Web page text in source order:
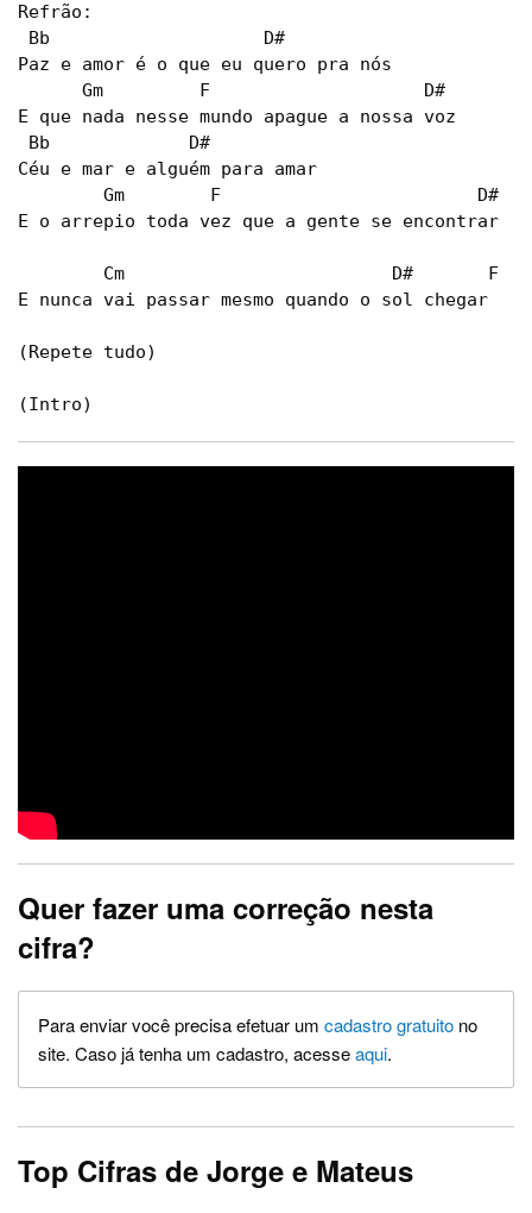
Refrão:
Bb                    D#
Paz e amor é o que eu quero pra nós
      Gm         F                    D#
E que nada nesse mundo apague a nossa voz
Bb             D#
Céu e mar e alguém para amar
        Gm        F                        D#
E o arrepio toda vez que a gente se encontrar
        Cm                         D#       F
E nunca vai passar mesmo quando o sol chegar
(Repete tudo)
(Intro)
Quer fazer uma correção nesta
cifra?
Para enviar você precisa efetuar um cadastro gratuito no
site. Caso já tenha um cadastro, acesseaqui.
Top Cifras de Jorge e Mateus